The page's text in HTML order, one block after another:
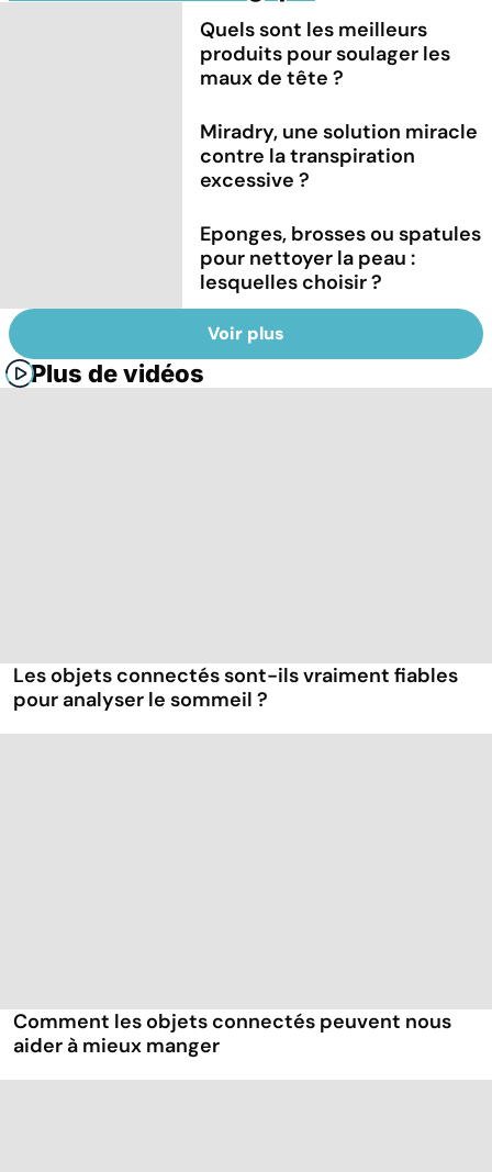
Quels sont les meilleurs
produits pour soulager les
maux de tête ?
Miradry, une solution miracle
contre la transpiration
excessive ?
Eponges, brosses ou spatules
pour nettoyer la peau :
lesquelles choisir ?
Voir plus
Plus de vidéos
Les objets connectés sont-ils vraiment fiables
pour analyser le sommeil ?
Comment les objets connectés peuvent nous
aider à mieux manger